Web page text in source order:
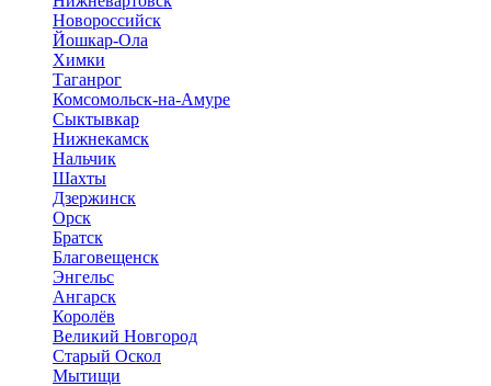
Новороссийск
Йошкар-Ола
Химки
Таганрог
Комсомольск-на-Амуре
Сыктывкар
Нижнекамск
Нальчик
Шахты
Дзержинск
Орск
Братск
Благовещенск
Энгельс
Ангарск
Королёв
Великий Новгород
Старый Оскол
Мытищи